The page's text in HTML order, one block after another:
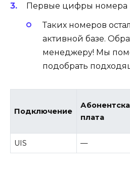
Первые цифры номера
Таких номеров
активной базе.
менеджеру! Мы
подобрать
Подключение
плата
UIS —